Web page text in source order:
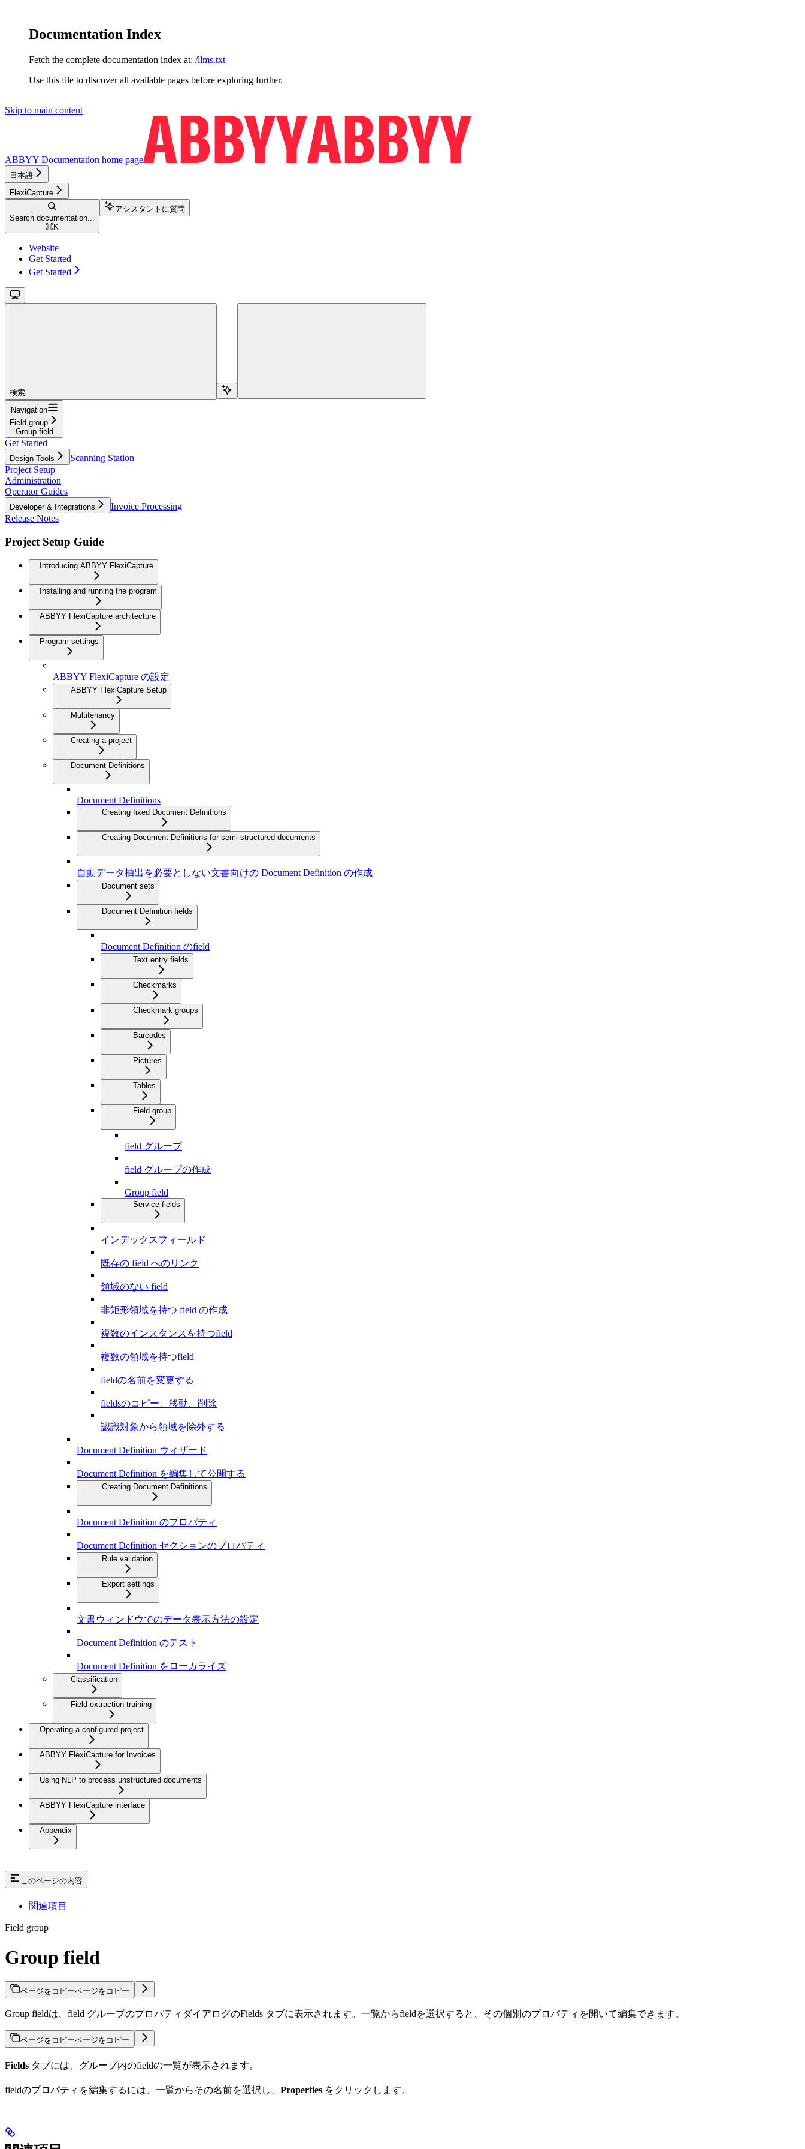
Documentation Index
Fetch the complete documentation index at: /llms.txt
Use this file to discover all available pages before exploring further.
Skip to main content
ABBYY Documentation home page
日本語
FlexiCapture
Search documentation...
⌘K
アシスタントに質問
Website
Get Started
Get Started
検索...
Navigation
Field group
Group field
Get Started
Design Tools
Scanning Station
Project Setup
Administration
Operator Guides
Developer & Integrations
Invoice Processing
Release Notes
Project Setup Guide
Introducing ABBYY FlexiCapture
Installing and running the program
ABBYY FlexiCapture architecture
Program settings
ABBYY FlexiCapture の設定
ABBYY FlexiCapture Setup
Multitenancy
Creating a project
Document Definitions
Document Definitions
Creating fixed Document Definitions
Creating Document Definitions for semi-structured documents
自動データ抽出を必要としない文書向けの Document Definition の作成
Document sets
Document Definition fields
Document Definition のfield
Text entry fields
Checkmarks
Checkmark groups
Barcodes
Pictures
Tables
Field group
field グループ
field グループの作成
Group field
Service fields
インデックスフィールド
既存の field へのリンク
領域のない field
非矩形領域を持つ field の作成
複数のインスタンスを持つfield
複数の領域を持つfield
fieldの名前を変更する
fieldsのコピー、移動、削除
認識対象から領域を除外する
Document Definition ウィザード
Document Definition を編集して公開する
Creating Document Definitions
Document Definition のプロパティ
Document Definition セクションのプロパティ
Rule validation
Export settings
文書ウィンドウでのデータ表示方法の設定
Document Definition のテスト
Document Definition をローカライズ
Classification
Field extraction training
Operating a configured project
ABBYY FlexiCapture for Invoices
Using NLP to process unstructured documents
ABBYY FlexiCapture interface
Appendix
このページの内容
関連項目
Field group
Group field
ページをコピーページをコピー
Group fieldは、field グループのプロパティダイアログのFields タブに表示されます。一覧からfieldを選択すると、その個別のプロパティを開いて編集できます。
ページをコピーページをコピー
Fields タブには、グループ内のfieldの一覧が表示されます。
fieldのプロパティを編集するには、一覧からその名前を選択し、 Properties をクリックします。